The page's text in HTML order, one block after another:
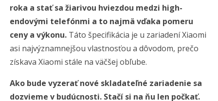
roka a stať sa žiarivou hviezdou medzi high-
endovými telefónmi a to najmä vďaka pomeru
ceny a výkonu. Táto špecifikácia je u zariadení Xiaomi
asi najvýznamnejšou vlastnosťou a dôvodom, prečo
získava Xiaomi stále na väčšej obľube.
Ako bude vyzerať nové skladateľné zariadenie sa
dozvieme v budúcnosti. Stačí si na ňu len počkať.